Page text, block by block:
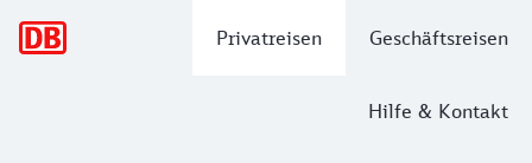
Privatreisen Geschäftsreisen
Hilfe & Kontakt